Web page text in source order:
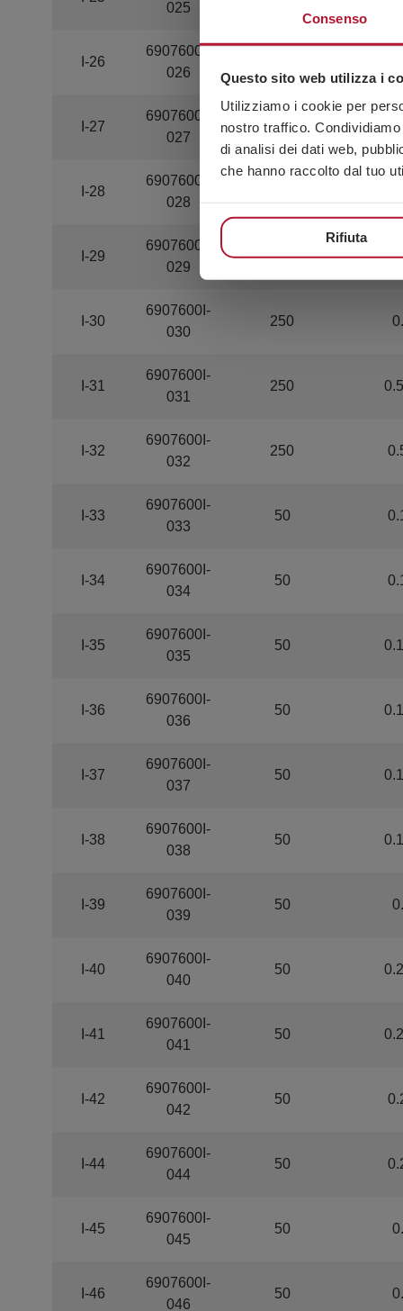
Consenso
Questo sito web utilizza i
Utilizziamo i cookie per
nostro traffico.
di analisi dei dati web,
che hanno raccolto dal tuo
Rifiuta
025
I-26
6907600I-
026
I-27
6907600I-
027
500
I-28
6907600I-
028
I-29
6907600I-
029
250
I-30
6907600I-
030
250
I-31
6907600I-
031
250
I-32
6907600I-
032
250
I-33
6907600I-
033
50
I-34
6907600I-
034
50
I-35
6907600I-
035
50
I-36
6907600I-
036
50
I-37
6907600I-
037
50
I-38
6907600I-
038
50
I-39
6907600I-
039
50
I-40
6907600I-
040
50
I-41
6907600I-
041
50
I-42
6907600I-
042
50
I-44
6907600I-
044
50
I-45
6907600I-
045
50
I-46
6907600I-
046
50